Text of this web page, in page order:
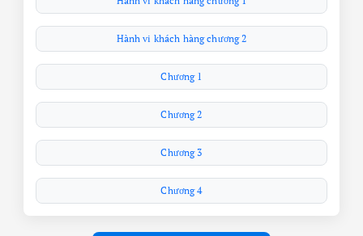
Hành vi khách hàng chương 2
Chương 1
Chương 2
Chương 3
Chương 4